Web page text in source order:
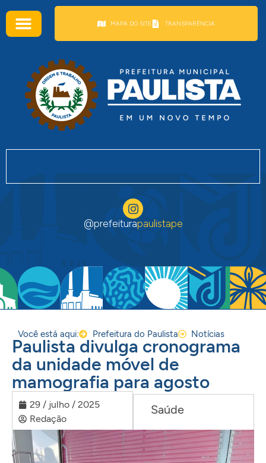
MAPA DO SITE TRANSPARÊNCIA
@prefeiturapaulistape
Você está aqui: Prefeitura do Paulista Notícias
Paulista divulga cronograma
da unidade móvel de
mamografia para agosto
29 / julho / 2025
Redação
Saúde